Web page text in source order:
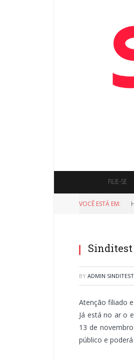
FILIE-SE
VOCÊ ESTÁ EM:
BY ADMIN SINDITEST
Atenção filiado
Já está no ar o
13 de
público e